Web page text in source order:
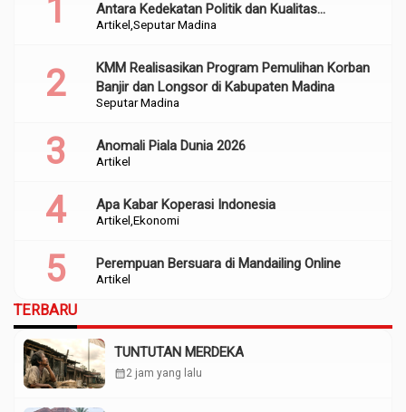
Artikel Seputar Madina
Antara Kedekatan Politik dan Kualitas
Perencanaan
Seputar Madina
KMM Realisasikan Program Pemulihan Korban
Banjir dan Longsor di Kabupaten Madina
Artikel
Anomali Piala Dunia 2026
Artikel Ekonomi
Apa Kabar Koperasi Indonesia
Artikel
Perempuan Bersuara di Mandailing Online
TERBARU
TUNTUTAN MERDEKA
calendar_month2 jam yang lalu